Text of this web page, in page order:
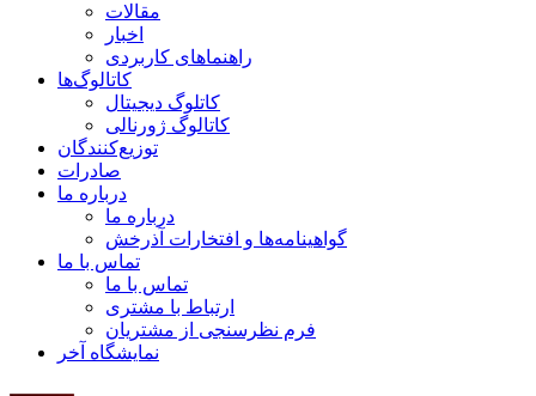
مقالات
اخبار
راهنماهای کاربردی
کاتالوگ‌ها
کاتلوگ دیجیتال
کاتالوگ ژورنالی
توزیع‌کنندگان
صادرات
درباره ما
درباره ما
گواهینامه‌ها و افتخارات آذرخش
تماس با ما
تماس با ما
ارتباط با مشتری
فرم نظرسنجی از مشتریان
نمایشگاه‌ آخر